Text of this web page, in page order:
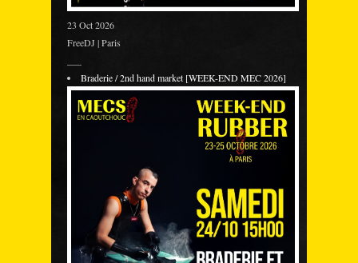
23 Oct 2026
FreeDJ | Paris
Braderie / 2nd hand market [WEEK-END MEC 2026]